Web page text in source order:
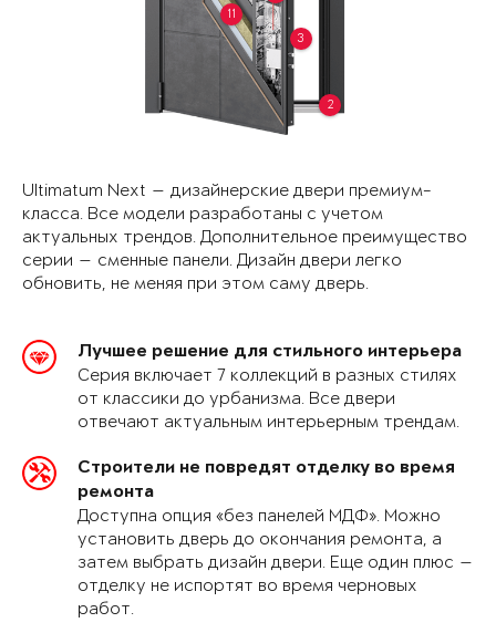
2
3
11
Ultimatum Next — дизайнерские двери премиум-
класса. Все модели разработаны с учетом
актуальных трендов. Дополнительное преимущество
серии — сменные панели. Дизайн двери легко
обновить, не меняя при этом саму дверь.
Лучшее решение для стильного интерьера
Серия включает 7 коллекций в разных стилях
от классики до урбанизма. Все двери
отвечают актуальным интерьерным трендам.
Строители не повредят отделку во время
ремонта
Доступна опция «без панелей МДФ». Можно
установить дверь до окончания ремонта, а
затем выбрать дизайн двери. Еще один плюс —
отделку не испортят во время черновых
работ.